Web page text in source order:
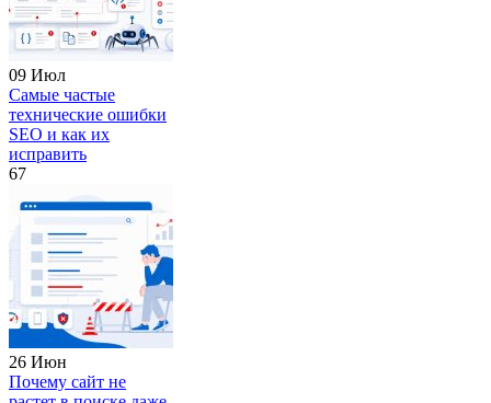
09 Июл
Самые частые
технические ошибки
SEO и как их
исправить
67
26 Июн
Почему сайт не